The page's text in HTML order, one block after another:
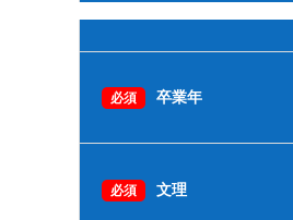
必須 卒業年
必須 文理